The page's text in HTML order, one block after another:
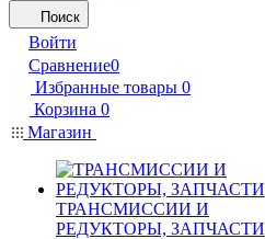
Поиск
Войти
Сравнение0
Избранные товары 0
Корзина 0
Магазин
ТРАНСМИССИИ И
РЕДУКТОРЫ, ЗАПЧАСТИ